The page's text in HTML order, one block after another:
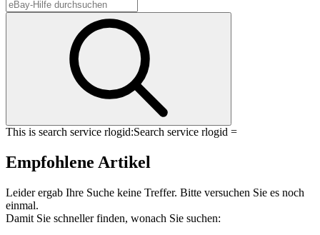
This is search service rlogid:Search service rlogid =
Empfohlene Artikel
Leider ergab Ihre Suche keine Treffer. Bitte versuchen Sie es noch
einmal.
Damit Sie schneller finden, wonach Sie suchen: